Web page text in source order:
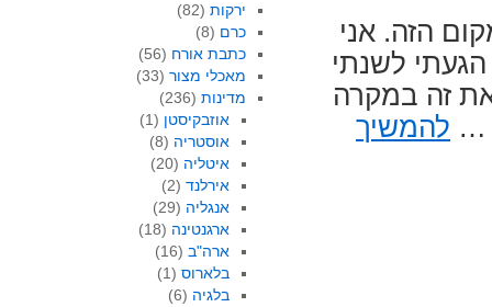
הזה. אני
לשנתי
את זה במקרה
… להמשיך
ירקות(82)
כרם (8)
כתבת אורח (56)
מאכלי מצור(33)
מדינות(236)
אוזבקיסטן (1)
אוסטריה (8)
איטליה (20)
אירלנד (2)
אנגליה (29)
ארגנטינה (18)
ארה"ב (16)
בלארוס (1)
בלגיה (6)